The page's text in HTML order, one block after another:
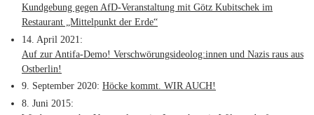
Kundgebung gegen AfD-Veranstaltung mit Götz Kubitschek im
Restaurant „Mittelpunkt der Erde“
14. April 2021
Auf zur Antifa-Demo! Verschwörungsideolog:innen und Nazis raus aus
Ostberlin!
9. September 2020 Höcke kommt. WIR AUCH!
8. Juni 2015